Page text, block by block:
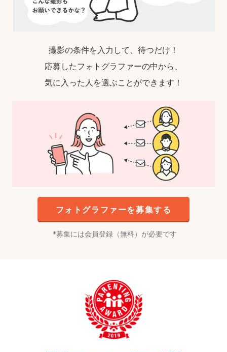
撮影の条件を入力して、待つだけ！
応募したフォトグラファーの中から、
気に入った人を選ぶことができます！
フォトグラファーを募集する
募集には会員登録（無料）が必要です